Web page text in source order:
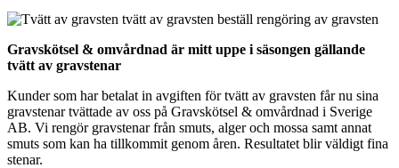
Gravskötsel & omvårdnad är mitt uppe i säsongen gällande
tvätt av gravstenar
Kunder som har betalat in avgiften för tvätt av gravsten får nu sina
gravstenar tvättade av oss på Gravskötsel & omvårdnad i Sverige
AB. Vi rengör gravstenar från smuts, alger och mossa samt annat
smuts som kan ha tillkommit genom åren. Resultatet blir väldigt fina
stenar.